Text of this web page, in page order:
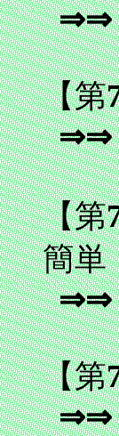
⇒⇒
【第
⇒⇒
【第
簡単
⇒⇒
【第
⇒⇒